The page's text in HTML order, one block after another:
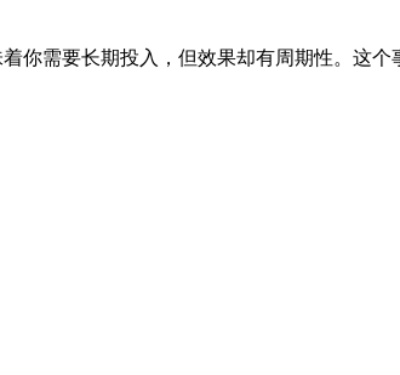
你需要长期投入，但效果却有周期性。这